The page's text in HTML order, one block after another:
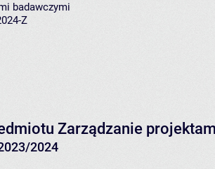
badawczymi
Z
Zarządzanie
2024